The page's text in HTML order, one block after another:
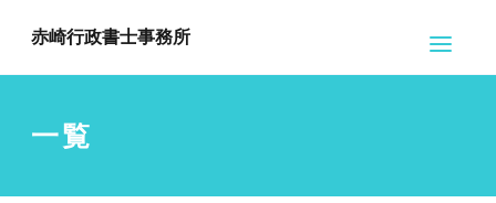
赤崎行政書士事務所
一覧